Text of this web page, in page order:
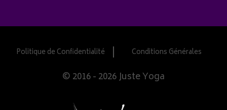
Politique de Confidentialité Conditions Générales
© 2016 - 2026 Juste Yoga